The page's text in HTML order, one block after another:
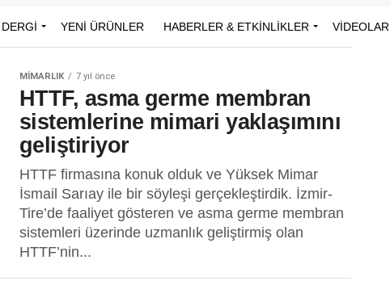
DERGİ YENI ÜRÜNLER HABERLER & ETKINLIKLER VIDEOLAR
MIMARLIK 7 yıl önce
HTTF, asma germe membran
sistemlerine mimari yaklaşımını
geliştiriyor
HTTF firmasına konuk olduk ve Yüksek Mimar
İsmail Sarıay ile bir söyleşi gerçekleştirdik. İzmir-
Tire’de faaliyet gösteren ve asma germe membran
sistemleri üzerinde uzmanlık geliştirmiş olan
HTTF’nin...